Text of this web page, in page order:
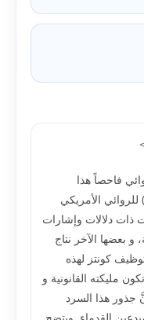
فاحصاً هذا
المفهوم في رواية النار الباردة (1991) للروائي الأمريكي
ذات دلالات وإشارات
بعضها الآخر نتاج
كونتز لهذه
مليكته القانونية و
جذور هذا السرد